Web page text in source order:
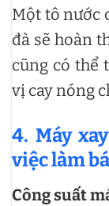
Một tô nước
đà sẽ hoàn
cũng có thể
vị cay nóng
4. Máy
việc làm
Công suất